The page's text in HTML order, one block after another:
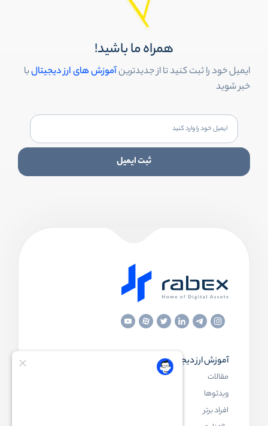
همراه ما باشید!
ایمیل خود را ثبت کنید تا از جدیدترینآموزش های ارز دیجیتالبا
خبر شوید
ثبت ایمیل
آموزش ارز دیجیتال
مقالات
ویدئوها
افراد برتر